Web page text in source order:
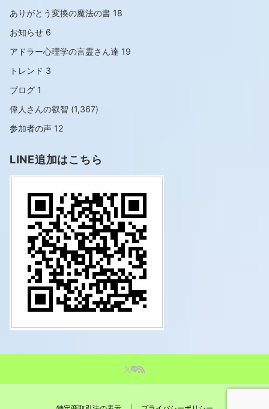
ありがとう変換の魔法の書 18
お知らせ 6
アドラー心理学の言霊さん達 19
トレンド 3
ブログ 1
偉人さんの叡智 (1,367)
参加者の声 12
LINE追加はこちら